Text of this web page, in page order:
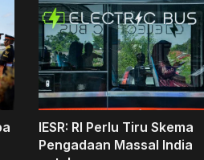
IESR: RI Perlu Tiru Skema
Pengadaan Massal India